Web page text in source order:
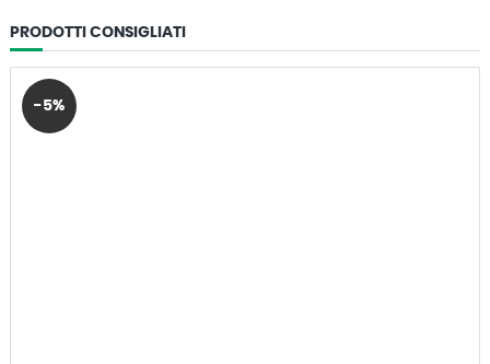
PRODOTTI CONSIGLIATI
-5%